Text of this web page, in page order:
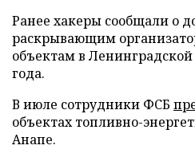
Ранее хакеры сообщали о
раскрывающим
объектам в Ленинградской
года.
В июле сотрудники ФСБ
объектах топливно-
Анапе.